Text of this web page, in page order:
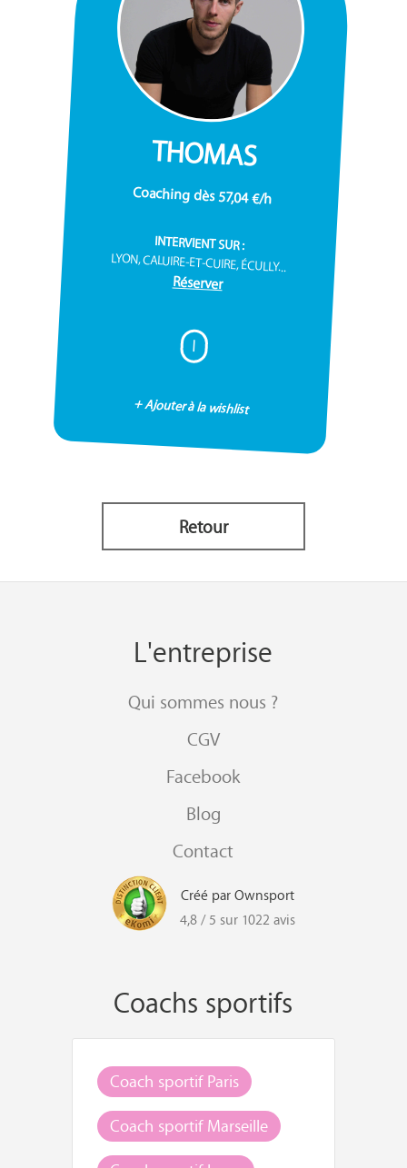
THOMAS
Coaching dès 57,04 €/h
INTERVIENT SUR :
LYON, CALUIRE-ET-CUIRE, ÉCULLY...
Réserver
I
+ Ajouter à la wishlist
Retour
L'entreprise
Qui sommes nous ?
CGV
Facebook
Blog
Contact
Créé par Ownsport
4,8 / 5 sur 1022 avis
Coachs sportifs
Coach sportif Paris
Coach sportif Marseille